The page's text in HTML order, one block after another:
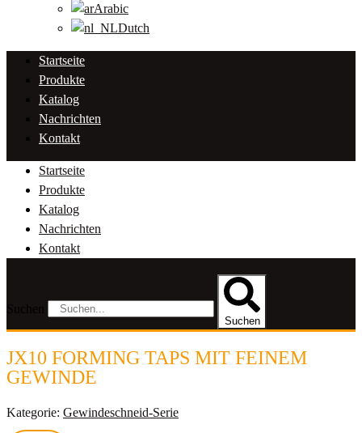
Arabic
Dutch
Startseite
Produkte
Katalog
Nachrichten
Kontakt
Startseite
Produkte
Katalog
Nachrichten
Kontakt
Suchen
JX10 FORMING TAPS MIT FEINEM
GEWINDE
Kategorie: Gewindeschneid-Serie